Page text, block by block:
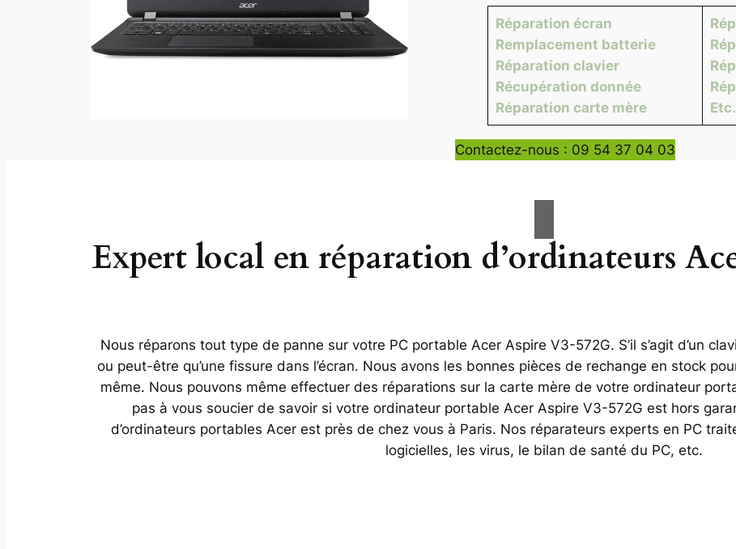
Réparation écran
Remplacement batterie
Réparation clavier
Récupération donnée
Réparation carte mère
Contactez-nous : 09 54 37 04 03
Expert local en réparation d’ordinateurs
Nous réparons tout type de panne sur votre PC portable Acer Aspire V3-572G. S’il s’agit d’un
ou peut-être qu’une fissure dans l’écran. Nous avons les bonnes pièces de rechange en stock
même. Nous pouvons même effectuer des réparations sur la carte mère de votre ordinateur
pas à vous soucier de savoir si votre ordinateur portable Acer Aspire V3-572G est hors
d’ordinateurs portables Acer est près de chez vous à Paris. Nos réparateurs experts en PC
logicielles, les virus, le bilan de santé du PC, etc.